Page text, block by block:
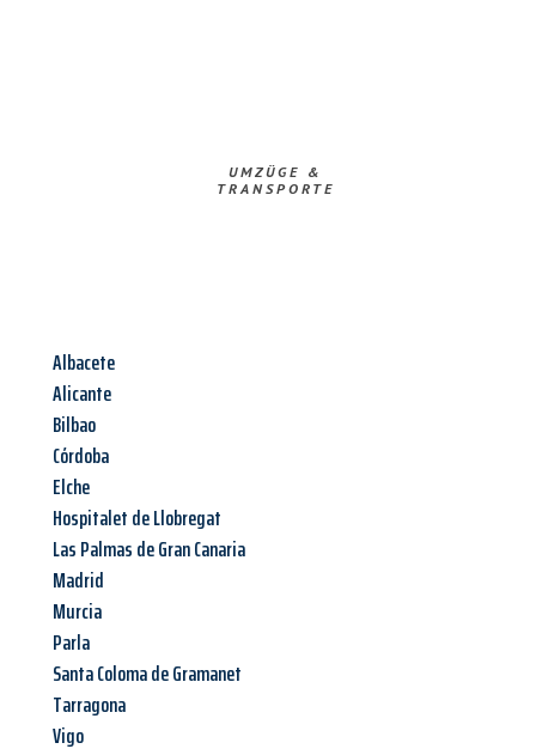
UMZÜGE &
TRANSPORTE
Albacete
Alicante
Bilbao
Córdoba
Elche
Hospitalet de Llobregat
Las Palmas de Gran Canaria
Madrid
Murcia
Parla
Santa Coloma de Gramanet
Tarragona
Vigo